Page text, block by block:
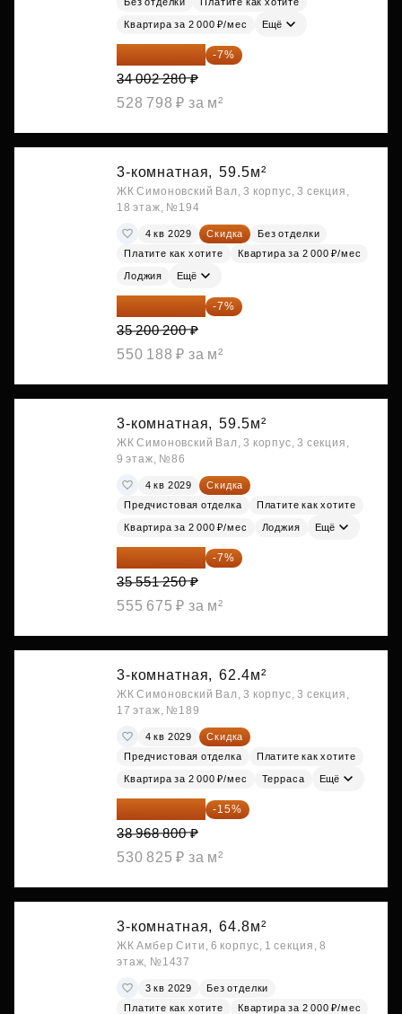
Квартира за 2 000 ₽/мес Ещё
31 622 120 ₽ -7%
34 002 280 ₽
528 798 ₽ за м²
3-комнатная, 59.5м²
ЖК Симоновский Вал, 3 корпус, 3 секция,
18 этаж, №194
4 кв 2029 Скидка
Без отделки
Платите как хотите
Квартира за 2 000 ₽/мес
Лоджия Ещё
32 736 186 ₽ -7%
35 200 200 ₽
550 188 ₽ за м²
3-комнатная, 59.5м²
ЖК Симоновский Вал, 3 корпус, 3 секция,
9 этаж, №86
4 кв 2029
Скидка
Предчистовая отделка
Платите как хотите
Квартира за 2 000 ₽/мес Лоджия Ещё
33 062 663 ₽ -7%
35 551 250 ₽
555 675 ₽ за м²
3-комнатная, 62.4м²
ЖК Симоновский Вал, 3 корпус, 3 секция,
17 этаж, №189
4 кв 2029
Скидка
Предчистовая отделка
Платите как хотите
Квартира за 2 000 ₽/мес Терраса Ещё
33 123 480 ₽ -15%
38 968 800 ₽
530 825 ₽ за м²
3-комнатная, 64.8м²
ЖК Амбер Сити, 6 корпус, 1 секция, 8
этаж, №1437
3 кв 2029
Без отделки
Платите как хотите
Квартира за 2 000 ₽/мес